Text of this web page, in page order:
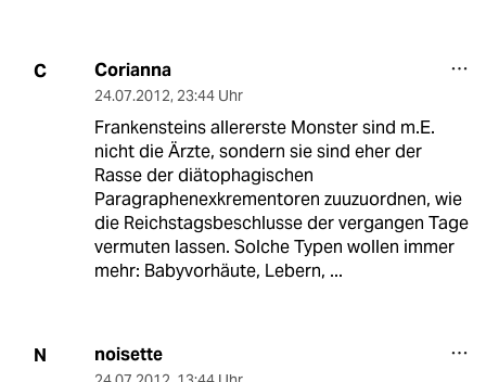
C Corianna
24.07.2012, 23:44 Uhr
Frankensteins allererste Monster sind m.E.
nicht die Ärzte, sondern sie sind eher der
Rasse der diätophagischen
Paragraphenexkrementoren zuuzuordnen, wie
die Reichstagsbeschlusse der vergangen Tage
vermuten lassen. Solche Typen wollen immer
mehr: Babyvorhäute, Lebern, ...
N noisette